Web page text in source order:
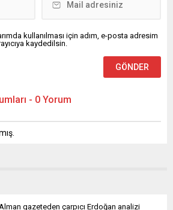
kullanılması için adım, e-posta adresim
kaydedilsin.
- 0 Yorum
Alman gazeteden çarpıcı Erdoğan analizi